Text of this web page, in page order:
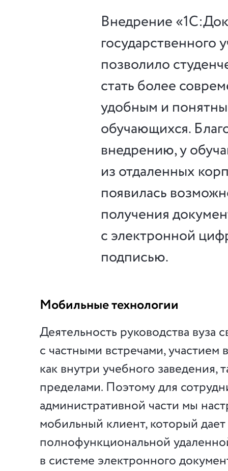
Внедрение
государственного
позволило
стать более
удобным и
обучающихся.
внедрению, у
из отдаленных
появилась
получения
с электронной
подписью.
Мобильные технологии
Деятельность руководства вуза
с частными встречами, участием
как внутри учебного заведения,
пределами. Поэтому для
административной части мы
мобильный клиент, который
полнофункциональной
в системе электронного